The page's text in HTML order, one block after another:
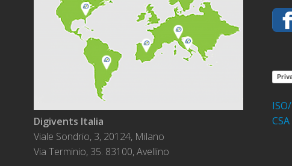
Digivents Italia
Viale Sondrio, 3, 20124, Milano
Via Terminio, 35. 83100, Avellino